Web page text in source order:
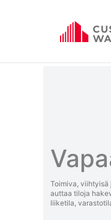
Toimiva, viihtyisä
auttaa tiloja
liiketila,